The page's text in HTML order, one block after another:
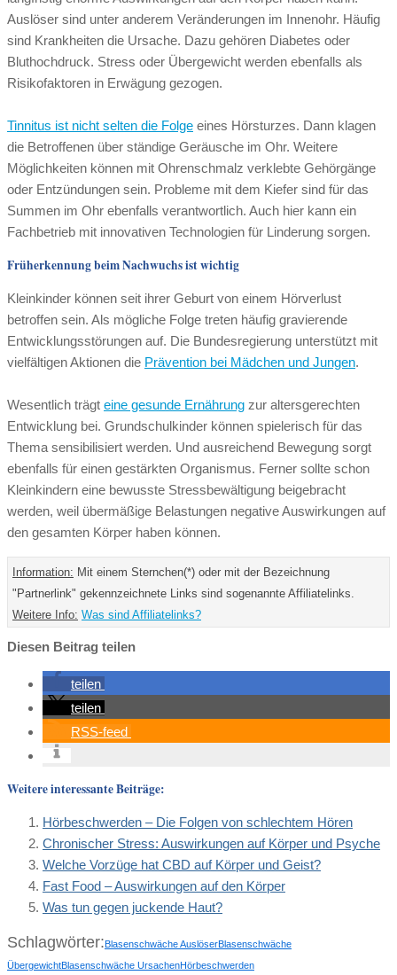
Auslöser sind unter anderem Veränderungen im Innenohr. Häufig
sind Krankheiten die Ursache. Dazu gehören Diabetes oder
Bluthochdruck. Stress oder Übergewicht werden ebenfalls als
Risikofaktoren in Erwägung gezogen.
Tinnitus ist nicht selten die Folge eines Hörsturzes. Dann klagen
die Betroffenen über ständige Geräusche im Ohr. Weitere
Möglichkeiten können mit Ohrenschmalz verklebte Gehörgänge
oder Entzündungen sein. Probleme mit dem Kiefer sind für das
Summen im Ohr ebenfalls verantwortlich. Auch hier kann ein
Fachbetrieb mit innovativen Technologien für Linderung sorgen.
Früherkennung beim Nachwuchs ist wichtig
Kleinkinder können seit ihrer Geburt von einem Hörverlust
betroffen sein. Als mögliche Folge treten häufig gravierende
Entwicklungsstörungen auf. Die Bundesregierung unterstützt mit
vielfältigen Aktionen die Prävention bei Mädchen und Jungen.
Wesentlich trägt eine gesunde Ernährung zur altersgerechten
Entwicklung bei. Grundschulkinder können spielerisch für das
Thema sensibilisiert werden. Und ausreichend Bewegung sorgt
ebenfalls für einen gestärkten Organismus. Ferner sollte schon
Kleinkindern eine bewusste Stressbewältigung beigebracht
werden, weil übermäßige Belastungen negative Auswirkungen auf
den gesamten Körper haben können.
Information: Mit einem Sternchen(*) oder mit der Bezeichnung
"Partnerlink" gekennzeichnete Links sind sogenannte Affiliatelinks.
Weitere Info: Was sind Affiliatelinks?
Diesen Beitrag teilen
teilen
teilen
RSS-feed
Weitere interessante Beiträge:
Hörbeschwerden – Die Folgen von schlechtem Hören
Chronischer Stress: Auswirkungen auf Körper und Psyche
Welche Vorzüge hat CBD auf Körper und Geist?
Fast Food – Auswirkungen auf den Körper
Was tun gegen juckende Haut?
Schlagwörter:Blasenschwäche AuslöserBlasenschwäche
ÜbergewichtBlasenschwäche UrsachenHörbeschwerden